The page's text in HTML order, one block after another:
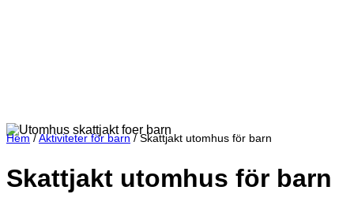
Hem /Aktiviteter för barn /Skattjakt utomhus för barn
Skattjakt utomhus för barn